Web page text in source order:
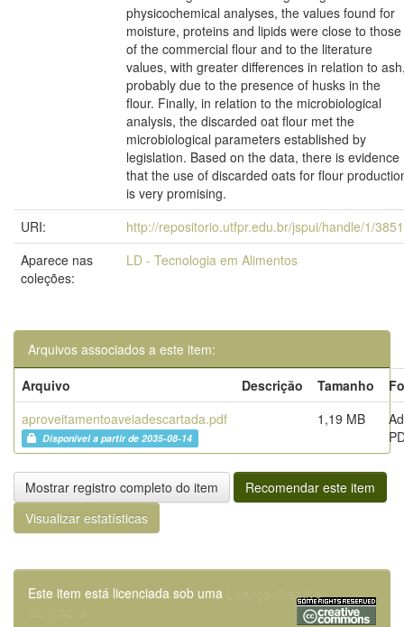
physicochemical analyses, the values found for
moisture, proteins and lipids were close to those
of the commercial flour and to the literature
values, with greater differences in relation to
probably due to the presence of husks in the
flour. Finally, in relation to the microbiological
analysis, the discarded oat flour met the
microbiological parameters established by
legislation. Based on the data, there is evidence
that the use of discarded oats for flour
is very promising.
URI:
http://repositorio.utfpr.edu.br/jspui/handle/1/
Aparece nas
coleções:
LD - Tecnologia em Alimentos
Arquivos associados a este item:
Arquivo
Descrição Tamanho
aproveitamentoaveiadescartada.pdf
Disponível a partir de 2035-08-14
1,19 MB
Mostrar registro completo do item
Recomendar este item
Visualizar estatísticas
Este item está licenciada sob uma
Licença Creative
Commons